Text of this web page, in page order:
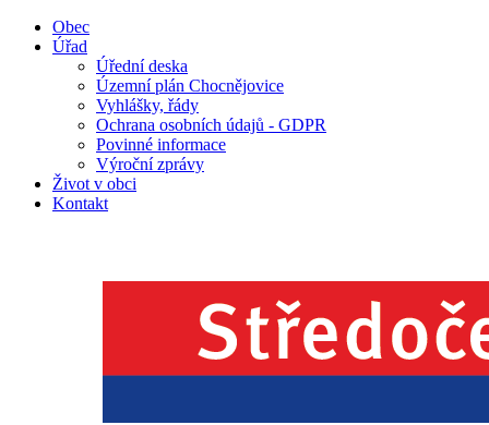
Obec
Úřad
Úřední deska
Územní plán Chocnějovice
Vyhlášky, řády
Ochrana osobních údajů - GDPR
Povinné informace
Výroční zprávy
Život v obci
Kontakt